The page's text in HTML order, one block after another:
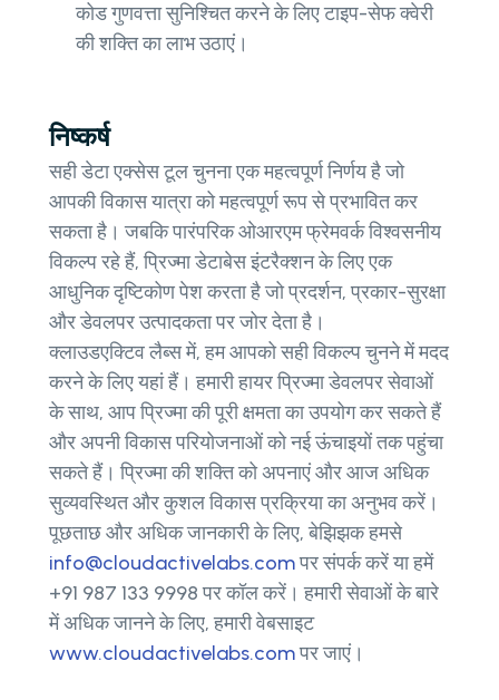
कोड गुणवत्ता सुनिश्चित करने के लिए टाइप-सेफ क्वेरी
की शक्ति का लाभ उठाएं।
निष्कर्ष
सही डेटा एक्सेस टूल चुनना एक महत्वपूर्ण निर्णय है जो
आपकी विकास यात्रा को महत्वपूर्ण रूप से प्रभावित कर
सकता है। जबकि पारंपरिक ओआरएम फ्रेमवर्क विश्वसनीय
विकल्प रहे हैं, प्रिज्मा डेटाबेस इंटरैक्शन के लिए एक
आधुनिक दृष्टिकोण पेश करता है जो प्रदर्शन, प्रकार-सुरक्षा
और डेवलपर उत्पादकता पर जोर देता है।
क्लाउडएक्टिव लैब्स में, हम आपको सही विकल्प चुनने में मदद
करने के लिए यहां हैं। हमारी हायर प्रिज्मा डेवलपर सेवाओं
के साथ, आप प्रिज्मा की पूरी क्षमता का उपयोग कर सकते हैं
और अपनी विकास परियोजनाओं को नई ऊंचाइयों तक पहुंचा
सकते हैं। प्रिज्मा की शक्ति को अपनाएं और आज अधिक
सुव्यवस्थित और कुशल विकास प्रक्रिया का अनुभव करें।
पूछताछ और अधिक जानकारी के लिए, बेझिझक हमसे
info@cloudactivelabs.comपर संपर्क करें या हमें
+91 987 133 9998 पर कॉल करें। हमारी सेवाओं के बारे
में अधिक जानने के लिए, हमारी वेबसाइट
www.cloudactivelabs.comपर जाएं।